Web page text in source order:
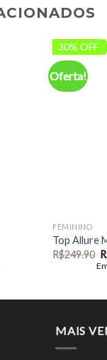
Oferta!
30% OFF
FEMININO
Top Allure
R$249.90
MAIS